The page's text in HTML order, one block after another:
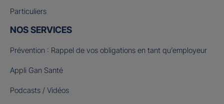
Particuliers
NOS SERVICES
Prévention : Rappel de vos obligations en tant qu’employeur
Appli Gan Santé
Podcasts / Vidéos